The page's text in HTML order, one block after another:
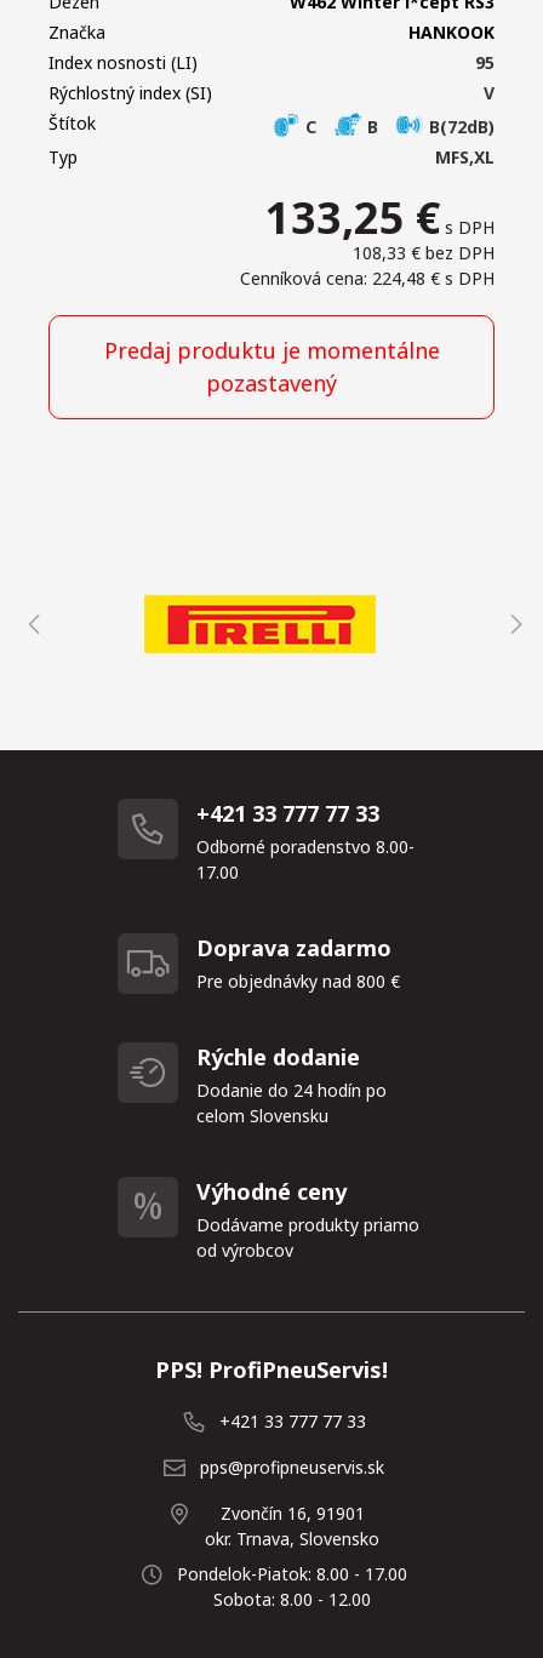
133,25 € s DPH
108,33 € bez DPH
Cenníková cena: 224,48 € s DPH
Predaj produktu je momentálne
pozastavený
Značka
HANKOOK
Index nosnosti (LI)
95
Rýchlostný index (SI)
V
Štítok
C B
B(72dB)
Typ
MFS,XL
+421 33 777 77 33
Odborné poradenstvo 8.00-
17.00
Doprava zadarmo
Pre objednávky nad 800 €
Rýchle dodanie
Dodanie do 24 hodín po
celom Slovensku
Výhodné ceny
Dodávame produkty priamo
od výrobcov
PPS! ProfiPneuServis!
+421 33 777 77 33
pps@profipneuservis.sk
Zvončín 16, 91901
okr. Trnava, Slovensko
Pondelok-Piatok: 8.00 - 17.00
Sobota: 8.00 - 12.00